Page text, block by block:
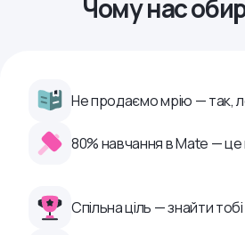
Чому нас
Не продаємо мрію — так,
80% навчання в Mate — це
Спільна ціль — знайти